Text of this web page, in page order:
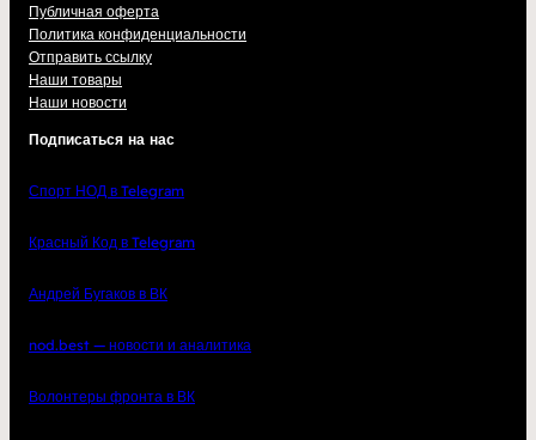
Публичная оферта
Политика конфиденциальности
Отправить ссылку
Наши товары
Наши новости
Подписаться на нас
Спорт НОД в Telegram
Красный Код в Telegram
Андрей Бугаков в ВК
nod.best — новости и аналитика
Волонтеры фронта в ВК